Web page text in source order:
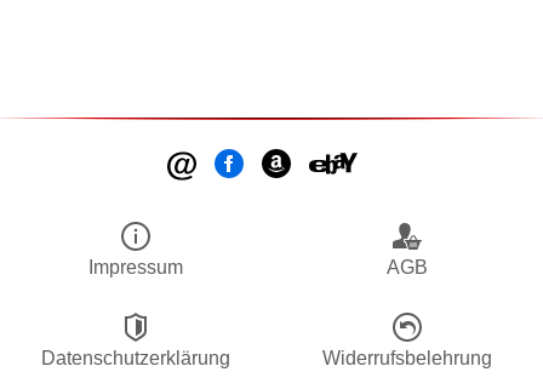
Impressum AGB
Datenschutzerklärung Widerrufsbelehrung